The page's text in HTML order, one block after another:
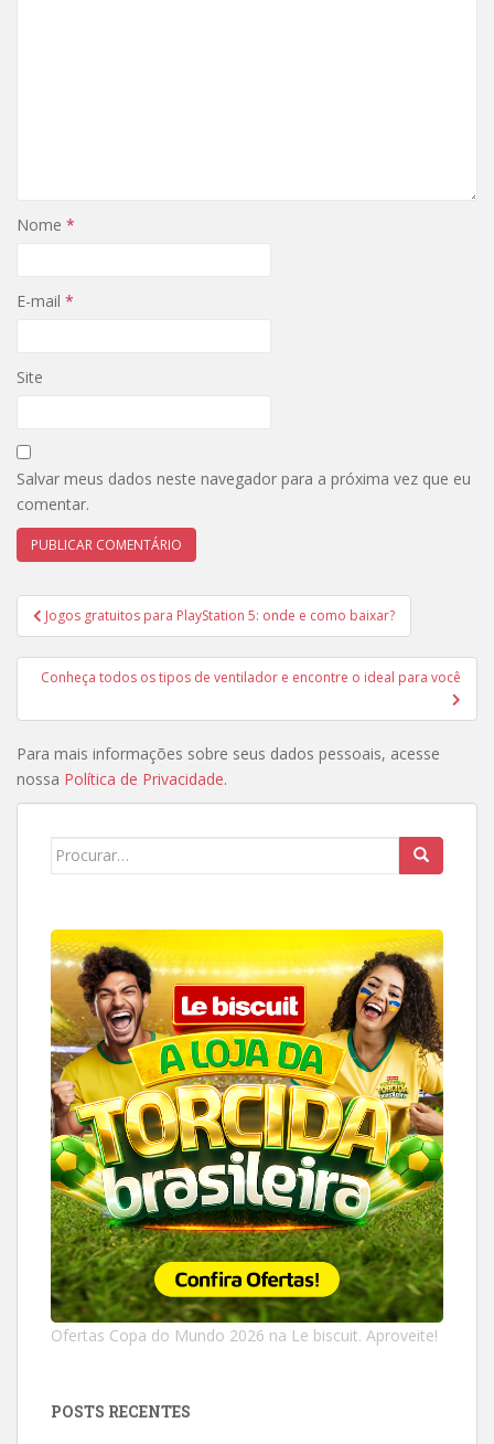
Nome *
E-mail *
Site
Salvar meus dados neste navegador para a próxima vez que eu
comentar.
Navegação
de
Post
Jogos gratuitos para PlayStation 5: onde e como baixar?
Conheça todos os tipos de ventilador e encontre o ideal para você
Para mais informações sobre seus dados pessoais, acesse
nossa Política de Privacidade.
Search
Ofertas Copa do Mundo 2026 na Le biscuit. Aproveite!
POSTS RECENTES